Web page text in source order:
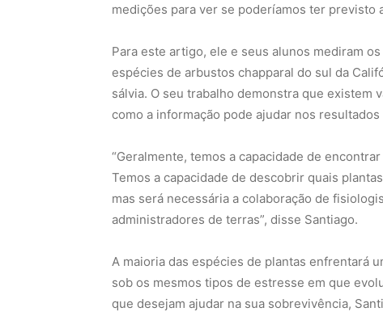
medições para ver se poderíamos ter previsto
Para este artigo, ele e seus alunos mediram
espécies de arbustos chapparal do sul da
sálvia. O seu trabalho demonstra que
como a informação pode ajudar nos
“Geralmente, temos a capacidade de encontrar
Temos a capacidade de descobrir quais
mas será necessária a colaboração de
administradores de terras”, disse Santiago.
A maioria das espécies de plantas enfrentará
sob os mesmos tipos de estresse em que
que desejam ajudar na sua sobrevivência,